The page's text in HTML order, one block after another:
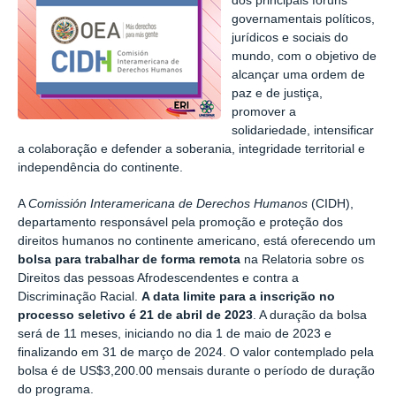
governamentais políticos,
jurídicos e sociais do
mundo, com o objetivo de
alcançar uma ordem de
paz e de justiça,
promover a
solidariedade, intensificar
a colaboração e defender a soberania, integridade territorial e
independência do continente.
AComissión Interamericana de Derechos Humanos (CIDH),
departamento responsável pela promoção e proteção dos
direitos humanos no continente americano, está oferecendo um
bolsa para trabalhar de forma remota na Relatoria sobre os
Direitos das pessoas Afrodescendentes e contra a
Discriminação Racial. A data limite para a inscrição no
processo seletivo é 21 de abril de 2023. A duração da bolsa
será de 11 meses, iniciando no dia 1 de maio de 2023 e
finalizando em 31 de março de 2024. O valor contemplado pela
bolsa é de US$3,200.00 mensais durante o período de duração
do programa.